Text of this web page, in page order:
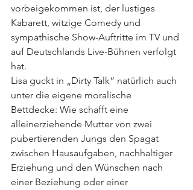
vorbeigekommen ist, der lustiges
Kabarett, witzige Comedy und
sympathische Show-Auftritte im TV und
auf Deutschlands Live-Bühnen verfolgt
hat.
Lisa guckt in „Dirty Talk“ natürlich auch
unter die eigene moralische
Bettdecke: Wie schafft eine
alleinerziehende Mutter von zwei
pubertierenden Jungs den Spagat
zwischen Hausaufgaben, nachhaltiger
Erziehung und den Wünschen nach
einer Beziehung oder einer